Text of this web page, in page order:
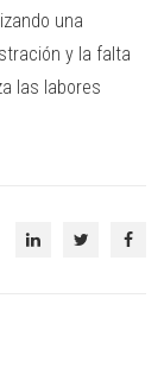
una
y la falta
las labores